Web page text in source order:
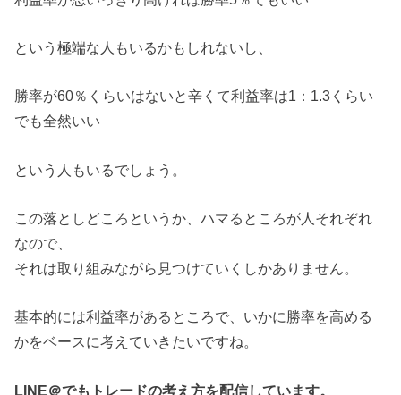
という極端な人もいるかもしれないし、
勝率が60％くらいはないと辛くて利益率は1：1.3くらい
でも全然いい
という人もいるでしょう。
この落としどころというか、ハマるところが人それぞれ
なので、
それは取り組みながら見つけていくしかありません。
基本的には利益率があるところで、いかに勝率を高める
かをベースに考えていきたいですね。
LINE＠でもトレードの考え方を配信しています。